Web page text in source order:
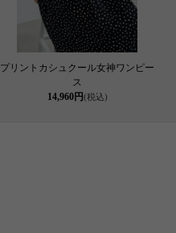
プリントカシュクール女神ワンピー
ス
14,960円(税込)